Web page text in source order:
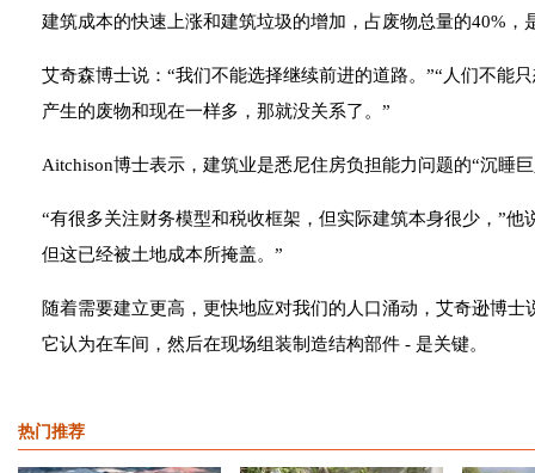
建筑成本的快速上涨和建筑垃圾的增加，占废物总量的40%，
艾奇森博士说：“我们不能选择继续前进的道路。”“人们不能
产生的废物和现在一样多，那就没关系了。”
Aitchison博士表示，建筑业是悉尼住房负担能力问题的“沉睡
“有很多关注财务模型和税收框架，但实际建筑本身很少，”
但这已经被土地成本所掩盖。”
随着需要建立更高，更快地应对我们的人口涌动，艾奇逊博
它认为在车间，然后在现场组装制造结构部件 - 是关键。
热门推荐